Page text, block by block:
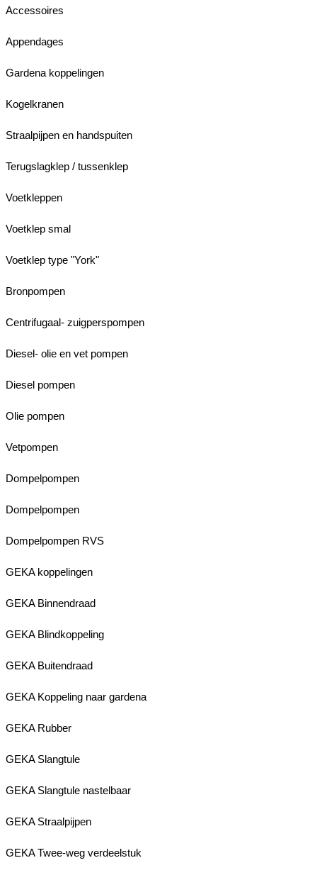
Accessoires
Appendages
Gardena koppelingen
Kogelkranen
Straalpijpen en handspuiten
Terugslagklep / tussenklep
Voetkleppen
Voetklep smal
Voetklep type "York"
Bronpompen
Centrifugaal- zuigperspompen
Diesel- olie en vet pompen
Diesel pompen
Olie pompen
Vetpompen
Dompelpompen
Dompelpompen
Dompelpompen RVS
GEKA koppelingen
GEKA Binnendraad
GEKA Blindkoppeling
GEKA Buitendraad
GEKA Koppeling naar gardena
GEKA Rubber
GEKA Slangtule
GEKA Slangtule nastelbaar
GEKA Straalpijpen
GEKA Twee-weg verdeelstuk